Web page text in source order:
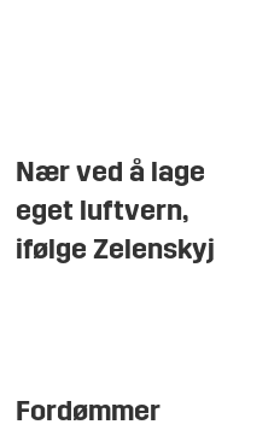
Nær ved å lage
eget luftvern,
ifølge Zelenskyj
Fordømmer